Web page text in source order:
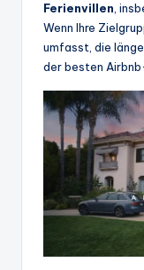
Ferienvillen,
Wenn Ihre
umfasst, die
der besten